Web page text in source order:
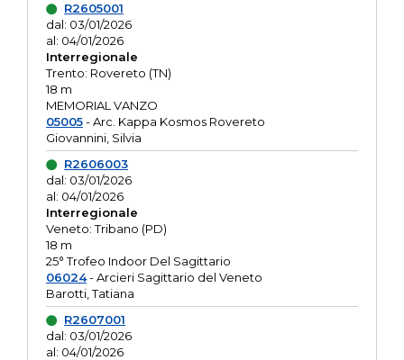
R2605001
dal: 03/01/2026
al: 04/01/2026
Interregionale
Trento: Rovereto (TN)
18 m
MEMORIAL VANZO
05005- Arc. Kappa Kosmos Rovereto
Giovannini, Silvia
R2606003
dal: 03/01/2026
al: 04/01/2026
Interregionale
Veneto: Tribano (PD)
18 m
25° Trofeo Indoor Del Sagittario
06024- Arcieri Sagittario del Veneto
Barotti, Tatiana
R2607001
dal: 03/01/2026
al: 04/01/2026